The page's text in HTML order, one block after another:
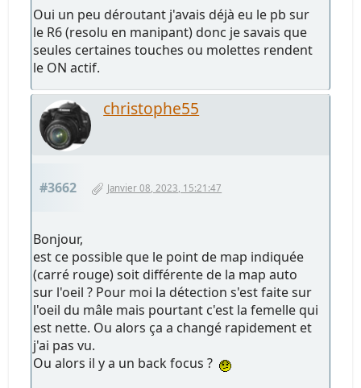
Oui un peu déroutant j'avais déjà eu le pb sur
le R6 (resolu en manipant) donc je savais que
seules certaines touches ou molettes rendent
le ON actif.
christophe55
#3662 Janvier 08, 2023, 15:21:47
Bonjour,
est ce possible que le point de map indiquée
(carré rouge) soit différente de la map auto
sur l'oeil ? Pour moi la détection s'est faite sur
l'oeil du mâle mais pourtant c'est la femelle qui
est nette. Ou alors ça a changé rapidement et
j'ai pas vu.
Ou alors il y a un back focus ?